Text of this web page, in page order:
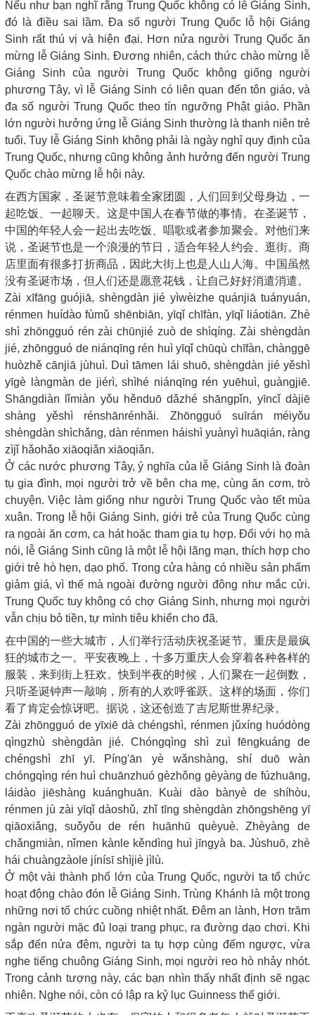
Nếu như bạn nghĩ rằng Trung Quốc không có lễ Giáng Sinh,
đó là điều sai lầm. Đa số người Trung Quốc lỗ hội Giáng
Sinh rất thú vị và hiện đại. Hơn nửa người Trung Quốc ăn
mừng lễ Giáng Sinh. Đương nhiên, cách thức chào mừng lễ
Giáng Sinh của người Trung Quốc không giống người
phương Tây, vì lễ Giáng Sinh có liên quan đến tôn giáo, và
đa số người Trung Quốc theo tín ngưỡng Phật giáo. Phần
lớn người hưởng ứng lễ Giáng Sinh thường là thanh niên trẻ
tuổi. Tuy lễ Giáng Sinh không phải là ngày nghỉ quy định của
Trung Quốc, nhưng cũng không ảnh hưởng đến người Trung
Quốc chào mừng lễ hội này.
在西方国家，圣诞节意味着全家团圆，人们回到父母身边，一
起吃饭、一起聊天。这是中国人在春节做的事情。在圣诞节，
中国的年轻人会一起出去吃饭、唱歌或者参加聚会。对他们来
说，圣诞节也是一个浪漫的节日，适合年轻人约会、逛街。商
店里面有很多打折商品，因此大街上也是人山人海。中国虽然
没有圣诞市场，但人们还是愿意花钱，让自己好好消遣消遣。
Zài xīfāng guójiā, shèngdàn jié yìwèizhe quánjiā tuányuán,
rénmen huídào fùmǔ shēnbiān, yīqǐ chīfàn, yīqǐ liáotiān. Zhè
shì zhōngguó rén zài chūnjié zuò de shìqíng. Zài shèngdàn
jié, zhōngguó de niánqīng rén huì yīqǐ chūqù chīfàn, chànggē
huòzhě cānjiā jùhuì. Duì tāmen lái shuō, shèngdàn jié yěshì
yīgè làngmàn de jiérì, shìhé niánqīng rén yuēhuì, guàngjiē.
Shāngdiàn lǐmiàn yǒu hěnduō dǎzhé shāngpǐn, yīncǐ dàjiē
shàng yěshì rénshānrénhǎi. Zhōngguó suīrán méiyǒu
shèngdàn shìchǎng, dàn rénmen háishì yuànyì huāqián, ràng
zìjǐ hǎohǎo xiāoqiǎn xiāoqiǎn.
Ở các nước phương Tây, ý nghĩa của lễ Giáng Sinh là đoàn
tụ gia đình, mọi người trở về bên cha mẹ, cùng ăn cơm, trò
chuyện. Việc làm giống như người Trung Quốc vào tết mùa
xuân. Trong lễ hội Giáng Sinh, giới trẻ của Trung Quốc cùng
ra ngoài ăn cơm, ca hát hoặc tham gia tụ hợp. Đối với họ mà
nói, lễ Giáng Sinh cũng là một lễ hội lãng mạn, thích hợp cho
giới trẻ hò hẹn, dạo phố. Trong cửa hàng có nhiều sản phẩm
giảm giá, vì thế mà ngoài đường người đông như mắc cửi.
Trung Quốc tuy không có chợ Giáng Sinh, nhưng mọi người
vẫn chịu bỏ tiền, tự mình tiêu khiển cho đã.
在中国的一些大城市，人们举行活动庆祝圣诞节。重庆是最疯
狂的城市之一。平安夜晚上，十多万重庆人会穿着各种各样的
服装，来到街上狂欢。快到半夜的时候，人们聚在一起倒数，
只听圣诞钟声一敲响，所有的人欢呼雀跃。这样的场面，你们
看了肯定会惊讶吧。据说，这还创造了吉尼斯世界纪录。
Zài zhōngguó de yīxiē dà chéngshì, rénmen jǔxíng huódòng
qìngzhù shèngdàn jié. Chóngqìng shì zuì fēngkuáng de
chéngshì zhī yī. Píng'ān yè wǎnshàng, shí duō wàn
chóngqìng rén huì chuānzhuó gèzhǒng gèyàng de fúzhuāng,
láidào jiēshàng kuánghuān. Kuài dào bànyè de shíhòu,
rénmen jù zài yīqǐ dàoshǔ, zhǐ tīng shèngdàn zhōngshēng yī
qiāoxiǎng, suǒyǒu de rén huānhū quèyuè. Zhèyàng de
chǎngmiàn, nǐmen kànle kěndìng huì jīngyà ba. Jùshuō, zhè
hái chuàngzàole jínísī shìjiè jìlù.
Ở một vài thành phố lớn của Trung Quốc, người ta tổ chức
hoạt động chào đón lễ Giáng Sinh. Trùng Khánh là một trong
những nơi tổ chức cuồng nhiệt nhất. Đêm an lành, Hơn trăm
ngàn người mặc đủ loại trang phục, ra đường dạo chơi. Khi
sắp đến nửa đêm, người ta tụ hợp cùng đếm ngược, vừa
nghe tiếng chuông Giáng Sinh, mọi người reo hò nhảy nhót.
Trong cảnh tượng này, các bạn nhìn thấy nhất định sẽ ngạc
nhiên. Nghe nói, còn có lập ra kỷ lục Guinness thế giới.